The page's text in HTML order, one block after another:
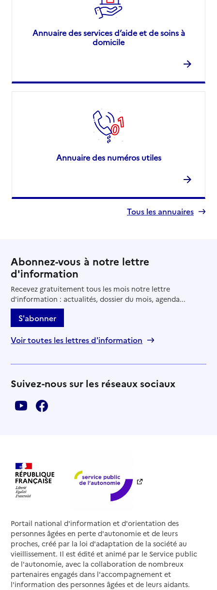
Annuaire des services d’aide et de soins à
domicile
Annuaire des numéros utiles
Tous les annuaires
Abonnez-vous à notre lettre
d'information
Recevez gratuitement tous les mois notre lettre
d'information : actualités, dossier du mois, agenda...
S'abonner
Voir toutes les lettres d'information
Suivez-nous sur les réseaux sociaux
Portail national d'information et d'orientation des
personnes âgées en perte d'autonomie et de leurs
proches, créé par la loi d'adaptation de la société au
vieillissement. Il est édité et animé par le Service public
de l'autonomie, avec la collaboration de nombreux
partenaires engagés dans l'accompagnement et
l'information des personnes âgées et de leurs aidants.